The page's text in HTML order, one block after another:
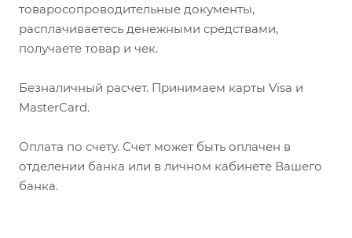
товаросопроводительные документы,
расплачиваетесь денежными средствами,
получаете товар и чек.
Безналичный расчет. Принимаем карты Visa и
MasterCard.
Оплата по счету. Счет может быть оплачен в
отделении банка или в личном кабинете Вашего
банка.